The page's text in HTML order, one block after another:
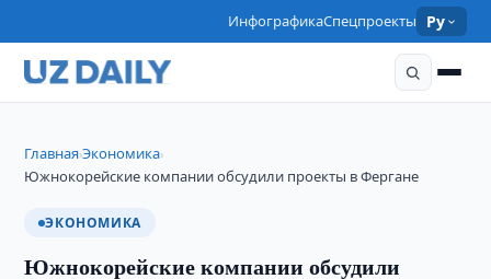
ИнфографикаСпецпроекты Ру
Главная›Экономика›
Южнокорейские компании обсудили проекты в Фергане
ЭКОНОМИКА
Южнокорейские компании обсудили